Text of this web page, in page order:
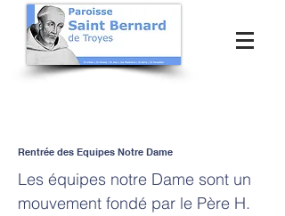
Rentrée des Equipes Notre Dame
Les équipes notre Dame sont un
mouvement fondé par le Père H.